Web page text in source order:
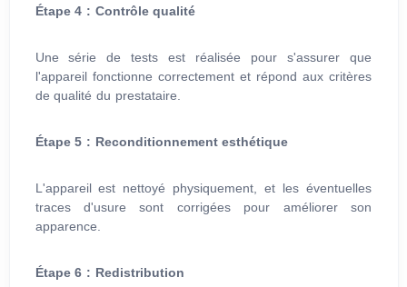
Étape 4 : Contrôle qualité
Une série de tests est réalisée pour s'assurer que
l'appareil fonctionne correctement et répond aux critères
de qualité du prestataire.
Étape 5 : Reconditionnement esthétique
L'appareil est nettoyé physiquement, et les éventuelles
traces d'usure sont corrigées pour améliorer son
apparence.
Étape 6 : Redistribution